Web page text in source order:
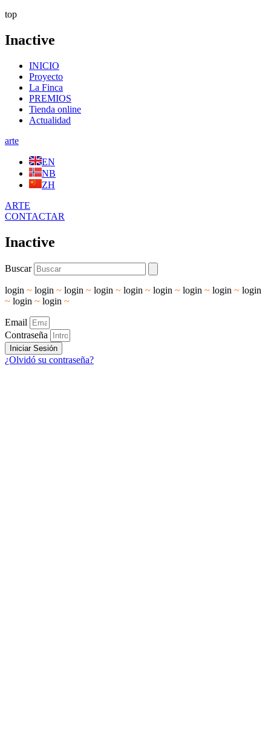
top
Inactive
INICIO
Proyecto
La Finca
PREMIOS
Tienda online
Actualidad
arte
EN
NB
ZH
ARTE
CONTACTAR
Inactive
Buscar
login ~ login ~ login ~ login ~ login ~ login ~ login ~ login ~ login
~ login ~ login ~
Email
Contraseña
Iniciar Sesión
¿Olvidó su contraseña?